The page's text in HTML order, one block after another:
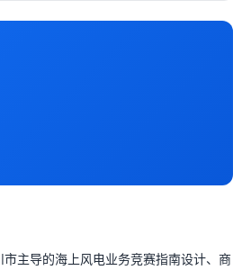
主导的海上风电业务竞赛指南设计、商